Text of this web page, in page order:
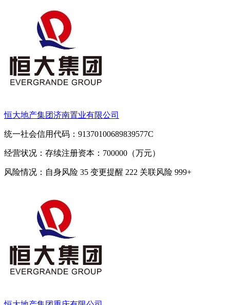
恒大地产集团济南置业有限公司
统一社会信用代码：91370100689839577C
经营状况：存续注册资本：700000（万元）
风险情况：自身风险 35 变更提醒 222 关联风险 999+